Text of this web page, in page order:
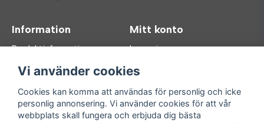
Information
Produktinformation
FAQ
Mitt konto
Logga in
Glömt lösenord?
Följ oss Handla enkelt
Vi använder cookies
Cookies kan komma att användas för personlig och icke
personlig annonsering. Vi använder cookies för att vår
webbplats skall fungera och erbjuda dig bästa